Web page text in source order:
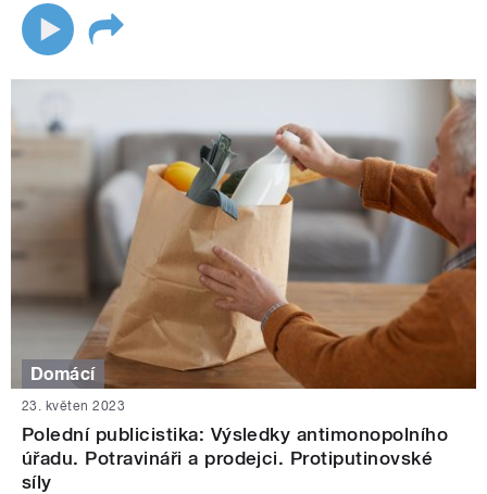
Domácí
23. květen 2023
Polední publicistika: Výsledky antimonopolního
úřadu. Potravináři a prodejci. Protiputinovské
síly